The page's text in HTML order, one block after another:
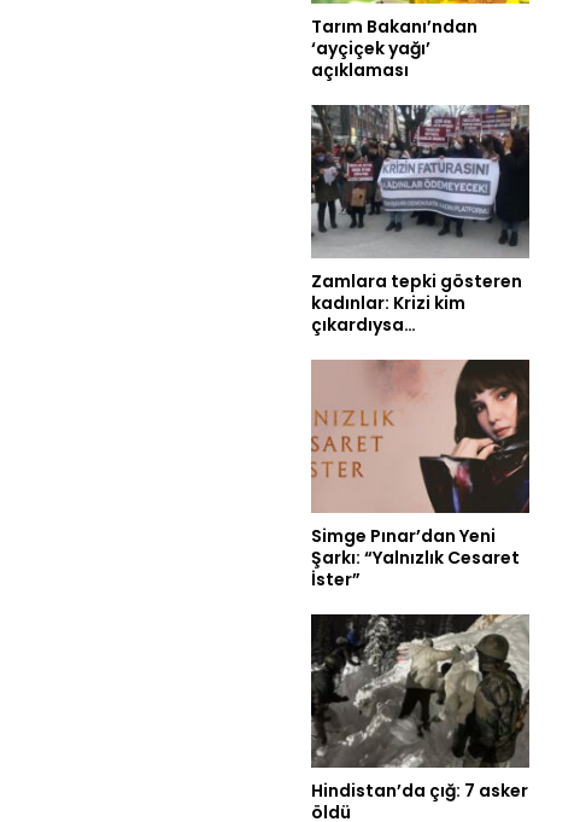
Tarım Bakanı’ndan
‘ayçiçek yağı’
açıklaması
Zamlara tepki gösteren
kadınlar: Krizi kim
çıkardıysa…
Simge Pınar’dan Yeni
Şarkı: “Yalnızlık Cesaret
İster”
Hindistan’da çığ: 7 asker
öldü